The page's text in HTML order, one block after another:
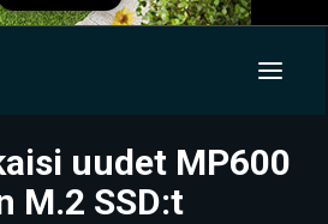
uudet MP600
M.2 SSD:t